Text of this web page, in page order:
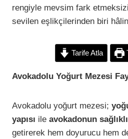
rengiyle mevsim fark
sevilen eşlikçilerinden biri
Tarife Atla
Avokadolu Yoğurt Mezesi
Avokadolu yoğurt mezesi;
yapısı ile avokadonun
getirerek hem doyurucu hem